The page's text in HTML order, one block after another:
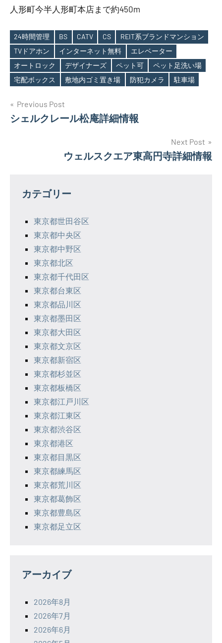
人形町今半人形町本店まで約450m
Tags
24時間管理 BS CATV CS
REIT系ブランドマンション
TVドアホン
インターネット無料
エレベーター
オートロック
デザイナーズ ペット可
ペット足洗い場
宅配ボックス
敷地内ゴミ置き場 防犯カメラ 駐車場
投
稿
ー
Previous Post
シェルクレール松庵詳細情報
Next Post
ウェルスクエア東高円寺詳細情報
カテゴリー
東京都世田谷区
東京都中央区
東京都中野区
東京都北区
東京都千代田区
東京都台東区
東京都品川区
東京都墨田区
東京都大田区
東京都文京区
東京都新宿区
東京都杉並区
東京都板橋区
東京都江戸川区
東京都江東区
東京都渋谷区
東京都港区
東京都目黒区
東京都練馬区
東京都荒川区
東京都葛飾区
東京都豊島区
東京都足立区
アーカイブ
2026年8月
2026年7月
2026年6月